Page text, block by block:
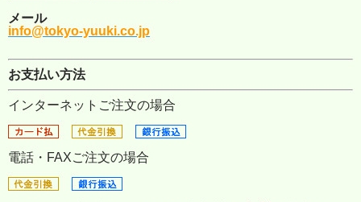
メール
info@tokyo-yuuki.co.jp
お支払い方法
インターネットご注文の場合
電話・FAXご注文の場合